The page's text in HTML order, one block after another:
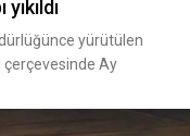
yürütülen
çerçevesinde Ay